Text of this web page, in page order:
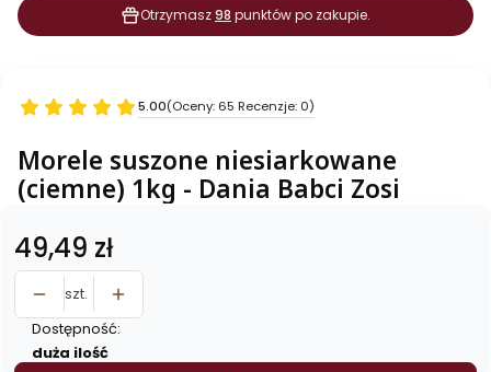
Otrzymasz98 punktów po zakupie.
5.00(Oceny: 65 Recenzje: 0)
Morele suszone niesiarkowane
(ciemne) 1kg - Dania Babci Zosi
Cena
49,49 zł
szt.
Dostępność:
duża ilość